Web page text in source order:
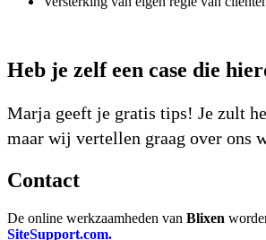
Heb je zelf een case die
Marja geeft je gratis tips! Je zult
maar wij vertellen graag over ons
Contact
De online werkzaamheden van Blixen
SiteSupport.com.